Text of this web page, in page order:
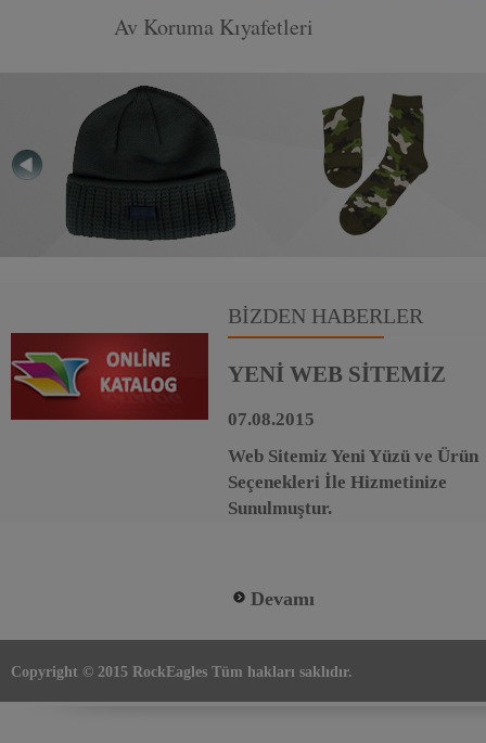
Av Koruma Kıyafetleri
BİZDEN HABERLER
YENİ WEB SİTEMİZ
07.08.2015
Web Sitemiz Yeni Yüzü ve Ürün
Seçenekleri İle Hizmetinize
Sunulmuştur.
Devamı
Copyright © 2015 RockEagles Tüm hakları saklıdır.